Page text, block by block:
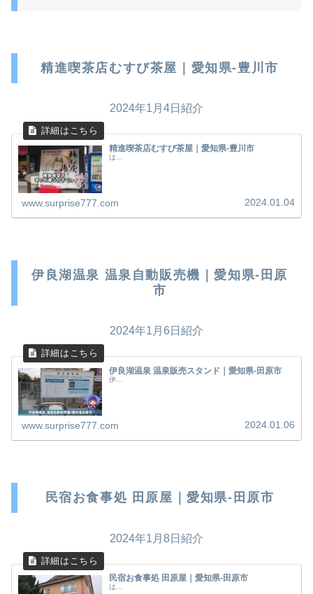
精進喫茶店むすび茶屋｜愛知県-豊川市
2024年1月4日紹介
精進喫茶店むすび茶屋｜愛知県-豊川市
は...
www.surprise777.com 2024.01.04
伊良湖温泉 温泉自動販売機｜愛知県-田原
市
2024年1月6日紹介
伊良湖温泉 温泉販売スタンド｜愛知県-田原市
伊...
www.surprise777.com 2024.01.06
民宿お食事処 田原屋｜愛知県-田原市
2024年1月8日紹介
民宿お食事処 田原屋｜愛知県-田原市
は...